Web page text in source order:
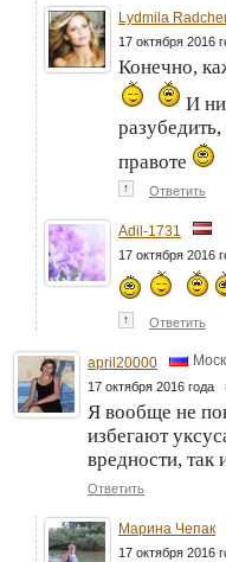
Lydmila
17 октября 2016
Конечно,
И
правоте
↑ Ответить
Adil-1731
17 октября 2016
↑ Ответить
april20000
17 октября 2016 года
Я вообще не
избегают
вредности, так
Ответить
Марина Чепак
17 октября 2016